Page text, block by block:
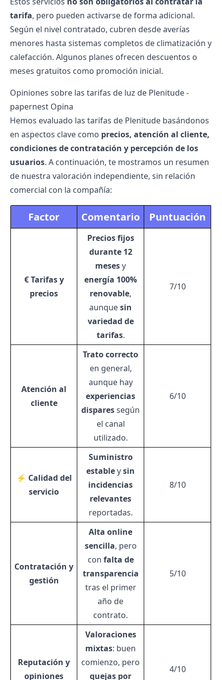
tarifa, pero pueden activarse de forma adicional.
Según el nivel contratado, cubren desde averías
menores hasta sistemas completos de climatización y
calefacción. Algunos planes ofrecen descuentos o
meses gratuitos como promoción inicial.
Opiniones sobre las tarifas de luz de Plenitude -
papernest Opina
Hemos evaluado las tarifas de Plenitude basándonos
en aspectos clave como precios, atención al cliente,
condiciones de contratación y percepción de los
usuarios. A continuación, te mostramos un resumen
de nuestra valoración independiente, sin relación
comercial con la compañía:
Factor Comentario Puntuación
€ Tarifas y
precios
Precios fijos
durante 12
mesesy
energía 100%
renovable,
aunquesin
variedad de
tarifas.
7/10
Atención al
cliente
Trato correcto
en general,
aunque hay
experiencias
disparessegún
el canal
utilizado.
6/10
⚡ Calidad del
servicio
Suministro
estableysin
incidencias
relevantes
reportadas.
8/10
Contratación y
gestión
Alta online
sencilla, pero
con falta de
transparencia
tras el primer
año de
contrato.
5/10
Reputación y
opiniones
Valoraciones
mixtas: buen
comienzo, pero
quejas por
4/10